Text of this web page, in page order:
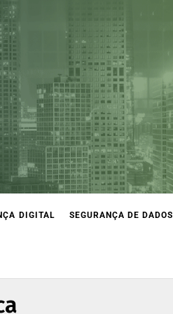
Digital
e compliance
DIGITAL SEGURANÇA DE DADOS